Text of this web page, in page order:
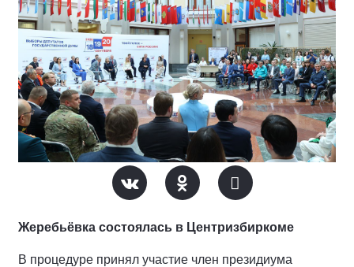
Жеребьёвка состоялась в Центризбиркоме
В процедуре принял участие член президиума